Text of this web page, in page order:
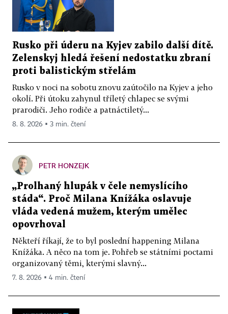
Rusko při úderu na Kyjev zabilo další dítě.
Zelenskyj hledá řešení nedostatku zbraní
proti balistickým střelám
Rusko v noci na sobotu znovu zaútočilo na Kyjev a jeho
okolí. Při útoku zahynul tříletý chlapec se svými
prarodiči. Jeho rodiče a patnáctiletý...
8. 8. 2026 ▪ 3 min. čtení
PETR HONZEJK
„Prolhaný hlupák v čele nemyslícího
stáda“. Proč Milana Knížáka oslavuje
vláda vedená mužem, kterým umělec
opovrhoval
Někteří říkají, že to byl poslední happening Milana
Knížáka. A něco na tom je. Pohřeb se státními poctami
organizovaný těmi, kterými slavný...
7. 8. 2026 ▪ 4 min. čtení